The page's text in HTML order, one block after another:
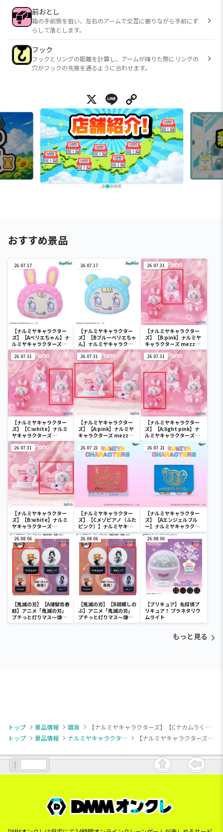
前おとし
箱の手前側を狙い、左右のアームで交互に振りながら手前にず
らして落とします。
フック
フックとリングの距離を計算し、アームが降りた際にリングの
穴がフックの先端を通るように合わせます。
X Line
おすすめ景品
26.07.17
【ナルミヤキャラクター
ズ】【Aベリエちゃん】ナ
ルミヤキャラクターズ
[PtZ]フェイスクッショ
ン‐ベリエちゃん‐
26.07.17
【ナルミヤキャラクター
ズ】【Bブルーベリエちゃ
ん】ナルミヤキャラクタ
ーズ [PtZ]フェイスクッ
ション‐ベリエちゃん‐
26.07.31
【ナルミヤキャラクター
ズ】【B:pink】ナルミヤ
キャラクターズ mezzo
piano ぬいぐるみマスコ
ット ～Ribbon～
26.07.31
【ナルミヤキャラクター
ズ】【C:white】ナルミ
ヤキャラクターズ
mezzo piano ぬいぐる
みマスコット ～Ribbon
～
26.07.31
【ナルミヤキャラクター
ズ】【A:pink】ナルミヤ
キャラクターズ mezzo
piano withぬいぐるみ
～Ribbon～
26.07.31
【ナルミヤキャラクター
ズ】【A:light pink】ナ
ルミヤキャラクターズ
mezzo piano ぬいぐる
みマスコット ～Ribbon
26.07.31
【ナルミヤキャラクター
ズ】【B:white】ナルミ
ヤキャラクターズ
mezzo piano withぬい
ぐるみ ～Ribbon～
26.07.21
【ナルミヤキャラクター
ズ】【Cメゾピアノ（ふた
ピンク）】ナルミヤキャ
ラクターズ ミニウォレッ
ト
26.07.21
【ナルミヤキャラクター
ズ】【Aエンジェルブル
ー】ナルミヤキャラクタ
ーズ ミニウォレット
26.08.06
【鬼滅の刃】【A煉獄杏寿
郎】アニメ「鬼滅の刃」
プチっと灯りマス～煉獄
杏寿郎・胡蝶しのぶ～
26.08.06
【鬼滅の刃】【B胡蝶しの
ぶ】アニメ「鬼滅の刃」
プチっと灯りマス～煉獄
杏寿郎・胡蝶しのぶ～
26.08.06
【プリキュア】名探偵プ
リキュア！ プラネタリウ
ムライト
もっと見る
トップ 景品情報 雑貨
【ナルミヤキャラクターズ】【Cナカムラくん】ナルミヤキャラクターズ ナップサック（EX）
トップ
景品情報 ナルミヤキャラクターズ 【ナルミヤキャラクターズ】【Cナカムラくん】ナルミヤキャラクターズ ナップサック（EX）